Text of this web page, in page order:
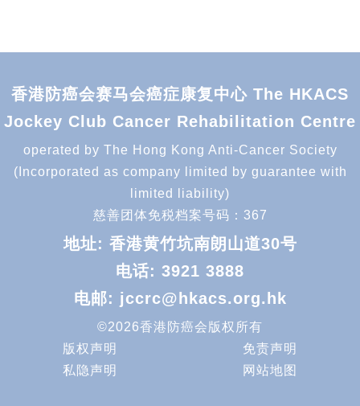
香港防癌会赛马会癌症康复中心 The HKACS
Jockey Club Cancer Rehabilitation Centre
operated by The Hong Kong Anti-Cancer Society
(Incorporated as company limited by guarantee with
limited liability)
慈善团体免税档案号码：367
地址: 香港黄竹坑南朗山道30号
电话: 3921 3888
电邮: jccrc@hkacs.org.hk
©2026香港防癌会版权所有
版权声明
免责声明
私隐声明
网站地图